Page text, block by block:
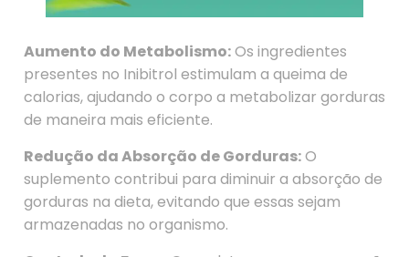
Aumento do Metabolismo:Os ingredientes
presentes no Inibitrol estimulam a queima de
calorias, ajudando o corpo a metabolizar gorduras
de maneira mais eficiente.
Redução da Absorção de Gorduras:O
suplemento contribui para diminuir a absorção de
gorduras na dieta, evitando que essas sejam
armazenadas no organismo.